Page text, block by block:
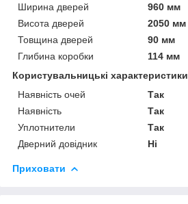
Ширина дверей
960 мм
Висота дверей
2050 мм
Товщина дверей
90 мм
Глибина коробки
114 мм
Користувальницькі характеристики
Наявність очей
Так
Наявність
Так
Уплотнители
Так
Дверний довідник
Ні
Приховати